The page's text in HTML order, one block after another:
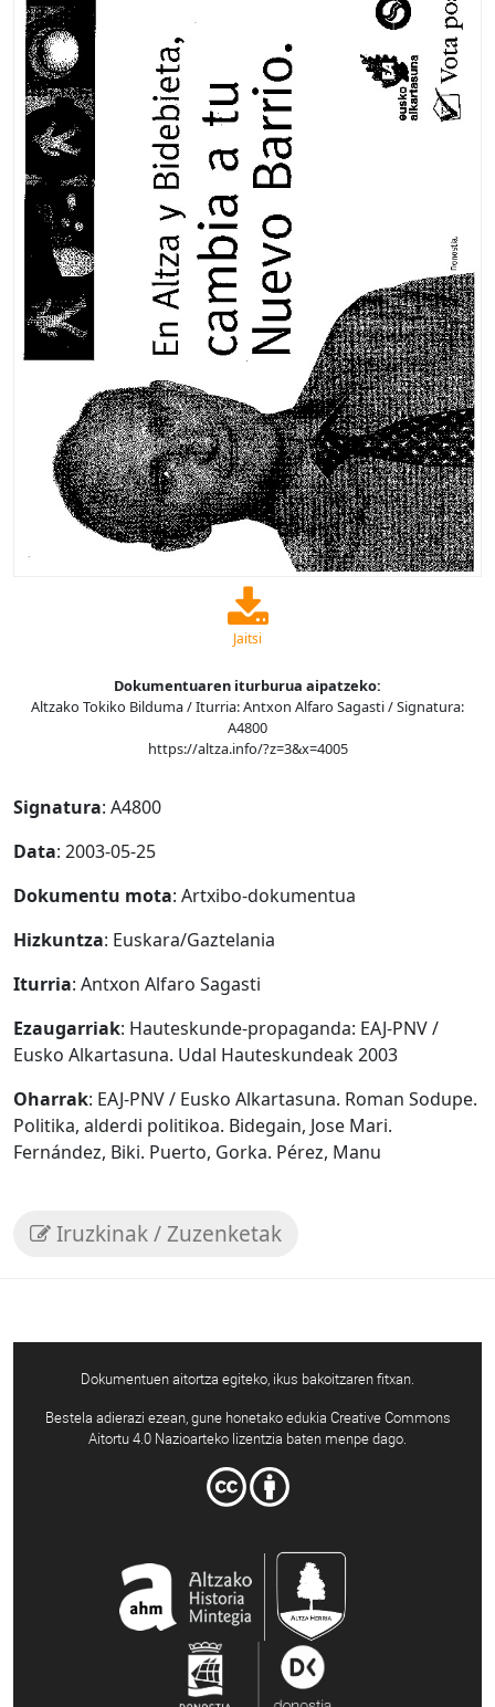
Jaitsi
Dokumentuaren iturburua aipatzeko:
Altzako Tokiko Bilduma / Iturria: Antxon Alfaro Sagasti / Signatura:
A4800
https://altza.info/?z=3&x=4005
Signatura: A4800
Data: 2003-05-25
Dokumentu mota: Artxibo-dokumentua
Hizkuntza: Euskara/Gaztelania
Iturria: Antxon Alfaro Sagasti
Ezaugarriak: Hauteskunde-propaganda: EAJ-PNV /
Eusko Alkartasuna. Udal Hauteskundeak 2003
Oharrak: EAJ-PNV / Eusko Alkartasuna. Roman Sodupe.
Politika, alderdi politikoa. Bidegain, Jose Mari.
Fernández, Biki. Puerto, Gorka. Pérez, Manu
Iruzkinak / Zuzenketak
Dokumentuen aitortza egiteko, ikus bakoitzaren fitxan.
Bestela adierazi ezean, gune honetako edukia Creative Commons
Aitortu 4.0 Nazioarteko lizentzia baten menpe dago.